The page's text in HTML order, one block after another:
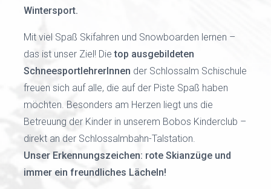
Wintersport.
Mit viel Spaß Skifahren und Snowboarden lernen –
das ist unser Ziel! Dietop ausgebildeten
SchneesportlehrerInnen der Schlossalm Schischule
freuen sich auf alle, die auf der Piste Spaß haben
möchten. Besonders am Herzen liegt uns die
Betreuung der Kinder in unserem Bobos Kinderclub –
direkt an der Schlossalmbahn-Talstation.
Unser Erkennungszeichen: rote Skianzüge und
immer ein freundliches Lächeln!